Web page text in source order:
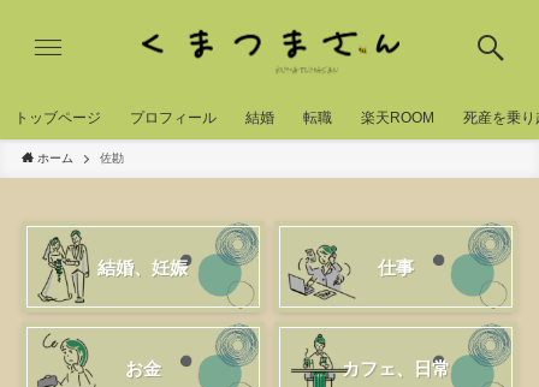
トッブページ プロフィール 結婚 転職 楽天ROOM 死産を乗り
ホーム 佐勘
結婚、妊娠 仕事
お金 カフェ、日常